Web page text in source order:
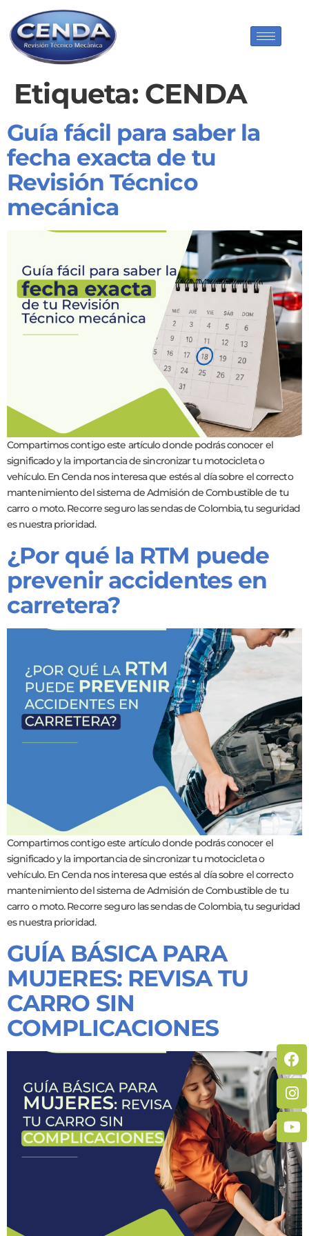
Etiqueta: CENDA
Guía fácil para saber la
fecha exacta de tu
Revisión Técnico
mecánica
Compartimos contigo este artículo donde podrás conocer el
significado y la importancia de sincronizar tu motocicleta o
vehículo. En Cenda nos interesa que estés al día sobre el correcto
mantenimiento del sistema de Admisión de Combustible de tu
carro o moto. Recorre seguro las sendas de Colombia, tu seguridad
es nuestra prioridad.
¿Por qué la RTM puede
prevenir accidentes en
carretera?
Compartimos contigo este artículo donde podrás conocer el
significado y la importancia de sincronizar tu motocicleta o
vehículo. En Cenda nos interesa que estés al día sobre el correcto
mantenimiento del sistema de Admisión de Combustible de tu
carro o moto. Recorre seguro las sendas de Colombia, tu seguridad
es nuestra prioridad.
GUÍA BÁSICA PARA
MUJERES: REVISA TU
CARRO SIN
COMPLICACIONES